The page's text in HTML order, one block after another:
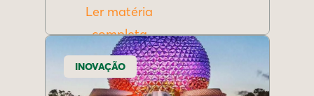
Ler matéria
completa
INOVAÇÃO